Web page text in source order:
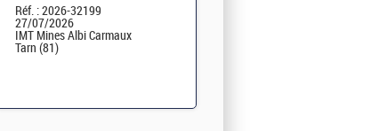
mois H/F
Réf. : 2026-32199
27/07/2026
IMT Mines Albi Carmaux
Tarn (81)